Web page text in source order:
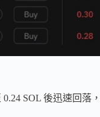
SOL 後迅速回